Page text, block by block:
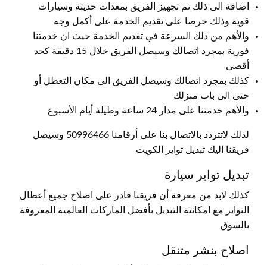
اضافة الى ذلك تم تجهيز الفريق بمعدات حديثة وسيارات
قوية وذلك حرصا على تقديم الخدمة على أكمل وجه
والأهم من ذلك السرعة في تقديم الخدمة حيث ان خدمتنا
فورية بمجرد اتصالك وسيصل الفريق خلال 15 دقيقة كحد
أقصى
كذلك بمجرد اتصالك وسيصل الفريق الى مكان التعطل أو
حتى الى باب منزلك
والأهم خدمتنا على مدار 24 ساعة وطيلة أيام الأسبوع
لذلك لاتتردد بالاتصال بنا على أرقامنا 50996466 وسيصل
فريقنا اليك تبديل تواير الكويت
تبديل تواير سيارة
كذلك لابد من معرفة أن فريقنا قادر على اصلاح جميع أعطال
التواير مع امكانية التبديل بأفضل الماركات العالمية المعروفة
بالسوق
اصلاح بنشر متنقل